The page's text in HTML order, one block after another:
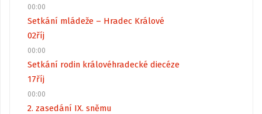
00:00
Setkání mládeže – Hradec Králové
02říj
00:00
Setkání rodin královéhradecké diecéze
17říj
00:00
2. zasedání IX. sněmu